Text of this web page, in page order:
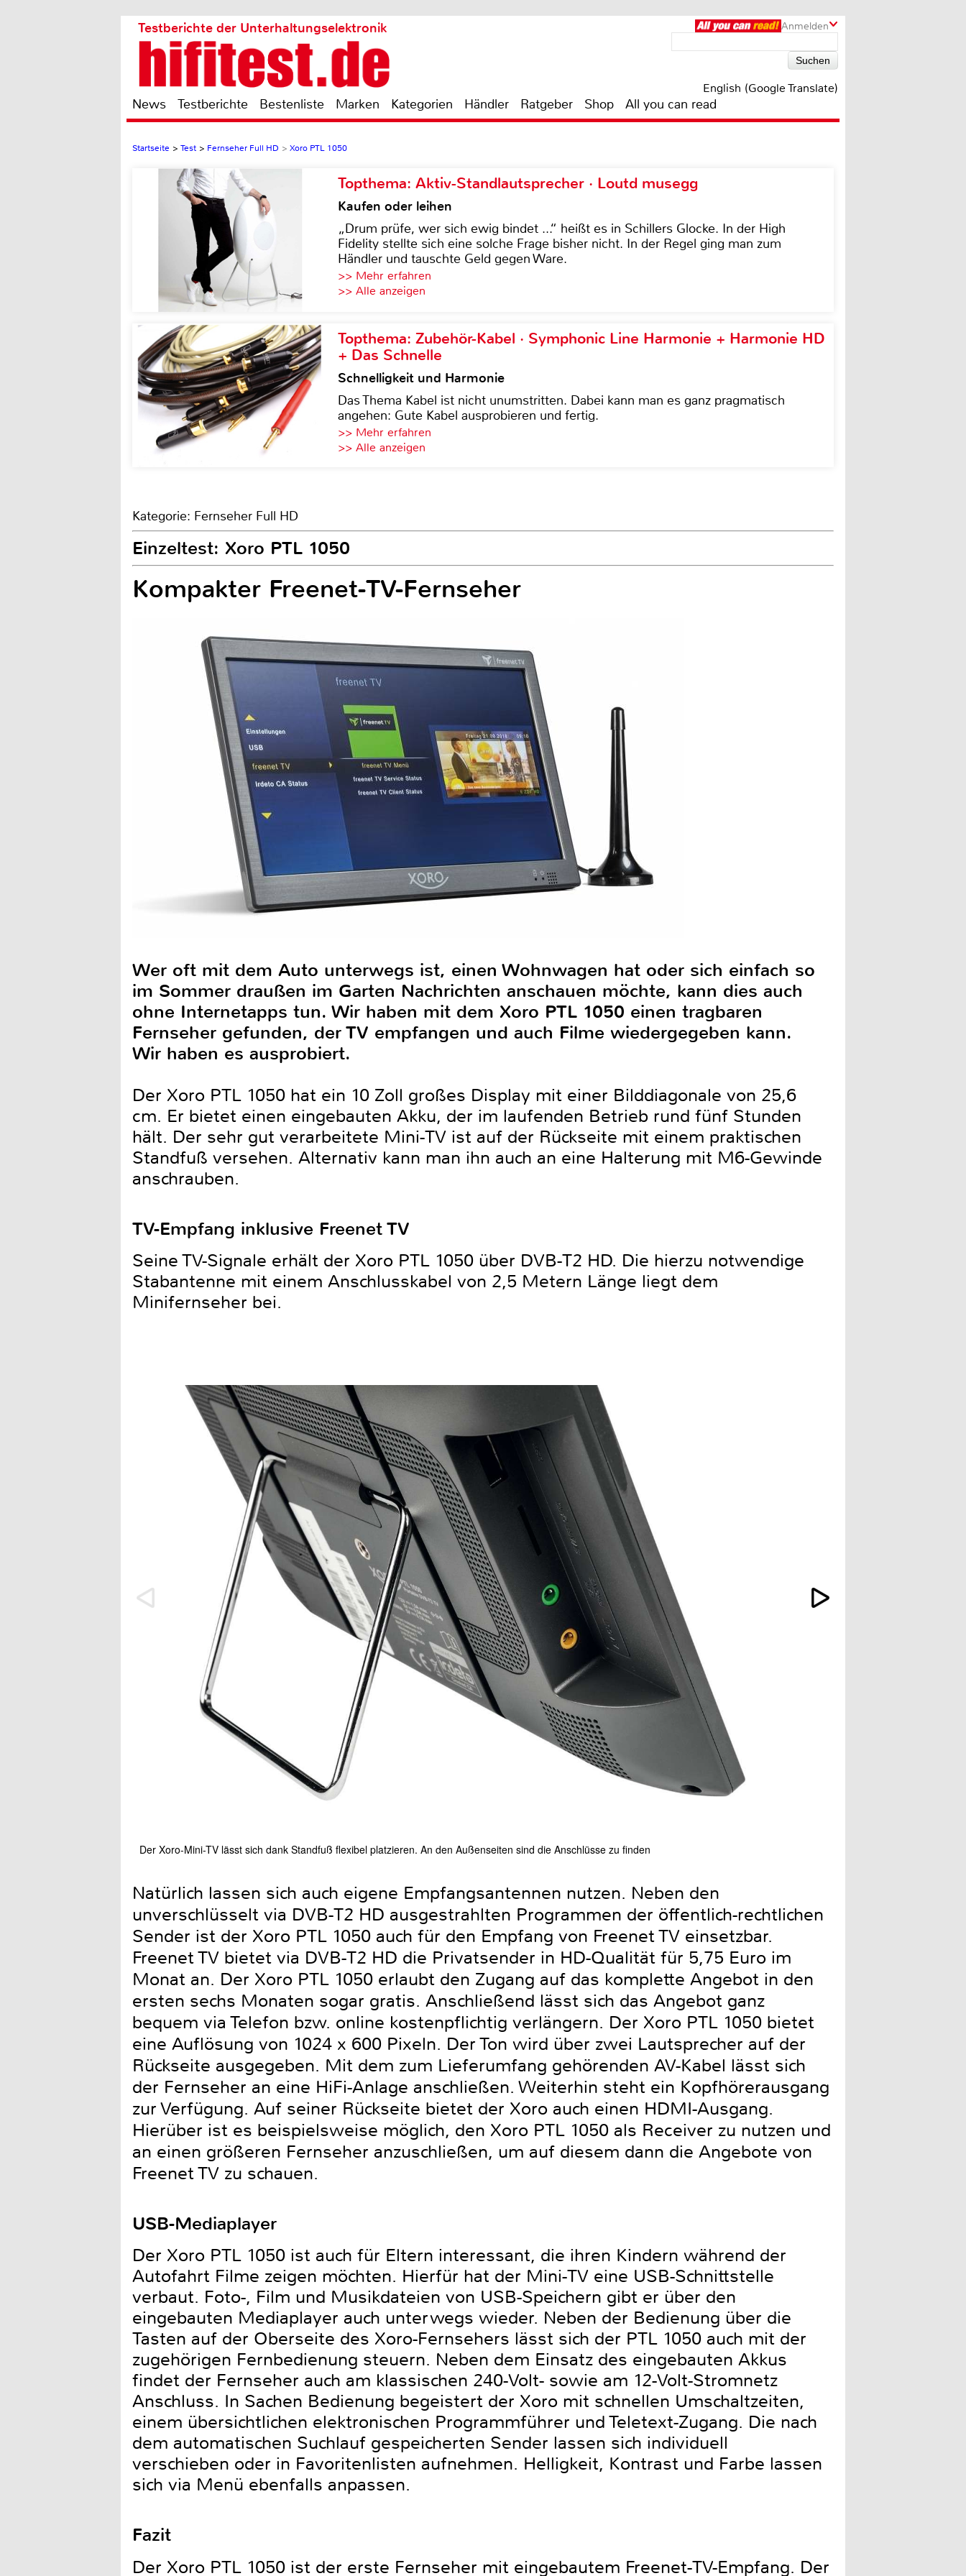
Anmelden
Testberichte der Unterhaltungselektronik
English (Google Translate)
News Testberichte Bestenliste Marken Kategorien Händler Ratgeber Shop All you can read
Startseite > Test > Fernseher Full HD > Xoro PTL 1050
Topthema: Aktiv-Standlautsprecher · Loutd musegg
Kaufen oder leihen
„Drum prüfe, wer sich ewig bindet ...“ heißt es in Schillers Glocke. In der High
Fidelity stellte sich eine solche Frage bisher nicht. In der Regel ging man zum
Händler und tauschte Geld gegen Ware.
>> Mehr erfahren
>> Alle anzeigen
Topthema: Zubehör-Kabel · Symphonic Line Harmonie + Harmonie HD
+ Das Schnelle
Schnelligkeit und Harmonie
Das Thema Kabel ist nicht unumstritten. Dabei kann man es ganz pragmatisch
angehen: Gute Kabel ausprobieren und fertig.
>> Mehr erfahren
>> Alle anzeigen
Kategorie: Fernseher Full HD
Einzeltest: Xoro PTL 1050
Kompakter Freenet-TV-Fernseher
Wer oft mit dem Auto unterwegs ist, einen Wohnwagen hat oder sich einfach so
im Sommer draußen im Garten Nachrichten anschauen möchte, kann dies auch
ohne Internetapps tun. Wir haben mit dem Xoro PTL 1050 einen tragbaren
Fernseher gefunden, der TV empfangen und auch Filme wiedergegeben kann.
Wir haben es ausprobiert.
Der Xoro PTL 1050 hat ein 10 Zoll großes Display mit einer Bilddiagonale von 25,6
cm. Er bietet einen eingebauten Akku, der im laufenden Betrieb rund fünf Stunden
hält. Der sehr gut verarbeitete Mini-TV ist auf der Rückseite mit einem praktischen
Standfuß versehen. Alternativ kann man ihn auch an eine Halterung mit M6-Gewinde
anschrauben.
TV-Empfang inklusive Freenet TV
Seine TV-Signale erhält der Xoro PTL 1050 über DVB-T2 HD. Die hierzu notwendige
Stabantenne mit einem Anschlusskabel von 2,5 Metern Länge liegt dem
Minifernseher bei.
Der Xoro-Mini-TV lässt sich dank Standfuß flexibel platzieren. An den Außenseiten sind die Anschlüsse zu finden
Natürlich lassen sich auch eigene Empfangsantennen nutzen. Neben den
unverschlüsselt via DVB-T2 HD ausgestrahlten Programmen der öffentlich-rechtlichen
Sender ist der Xoro PTL 1050 auch für den Empfang von Freenet TV einsetzbar.
Freenet TV bietet via DVB-T2 HD die Privatsender in HD-Qualität für 5,75 Euro im
Monat an. Der Xoro PTL 1050 erlaubt den Zugang auf das komplette Angebot in den
ersten sechs Monaten sogar gratis. Anschließend lässt sich das Angebot ganz
bequem via Telefon bzw. online kostenpflichtig verlängern. Der Xoro PTL 1050 bietet
eine Auflösung von 1024 x 600 Pixeln. Der Ton wird über zwei Lautsprecher auf der
Rückseite ausgegeben. Mit dem zum Lieferumfang gehörenden AV-Kabel lässt sich
der Fernseher an eine HiFi-Anlage anschließen. Weiterhin steht ein Kopfhörerausgang
zur Verfügung. Auf seiner Rückseite bietet der Xoro auch einen HDMI-Ausgang.
Hierüber ist es beispielsweise möglich, den Xoro PTL 1050 als Receiver zu nutzen und
an einen größeren Fernseher anzuschließen, um auf diesem dann die Angebote von
Freenet TV zu schauen.
USB-Mediaplayer
Der Xoro PTL 1050 ist auch für Eltern interessant, die ihren Kindern während der
Autofahrt Filme zeigen möchten. Hierfür hat der Mini-TV eine USB-Schnittstelle
verbaut. Foto-, Film und Musikdateien von USB-Speichern gibt er über den
eingebauten Mediaplayer auch unterwegs wieder. Neben der Bedienung über die
Tasten auf der Oberseite des Xoro-Fernsehers lässt sich der PTL 1050 auch mit der
zugehörigen Fernbedienung steuern. Neben dem Einsatz des eingebauten Akkus
findet der Fernseher auch am klassischen 240-Volt- sowie am 12-Volt-Stromnetz
Anschluss. In Sachen Bedienung begeistert der Xoro mit schnellen Umschaltzeiten,
einem übersichtlichen elektronischen Programmführer und Teletext-Zugang. Die nach
dem automatischen Suchlauf gespeicherten Sender lassen sich individuell
verschieben oder in Favoritenlisten aufnehmen. Helligkeit, Kontrast und Farbe lassen
sich via Menü ebenfalls anpassen.
Fazit
Der Xoro PTL 1050 ist der erste Fernseher mit eingebautem Freenet-TV-Empfang. Der